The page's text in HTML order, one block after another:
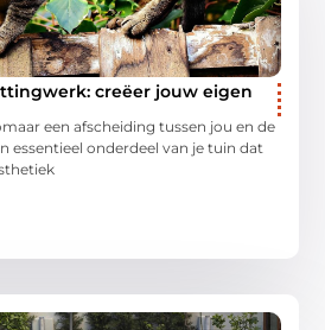
creëer jouw eigen
een afscheiding tussen jou en de
essentieel onderdeel van je tuin dat